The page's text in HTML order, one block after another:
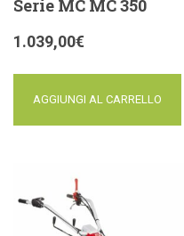
Serie MC MC 350
1.039,00€
AGGIUNGI AL CARRELLO